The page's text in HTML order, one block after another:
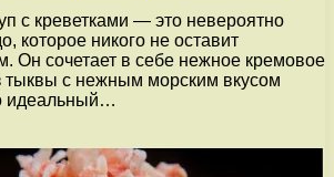
с креветками — это невероятно
которое никого не оставит
Он сочетает в себе нежное кремовое
тыквы с нежным морским вкусом
идеальный…